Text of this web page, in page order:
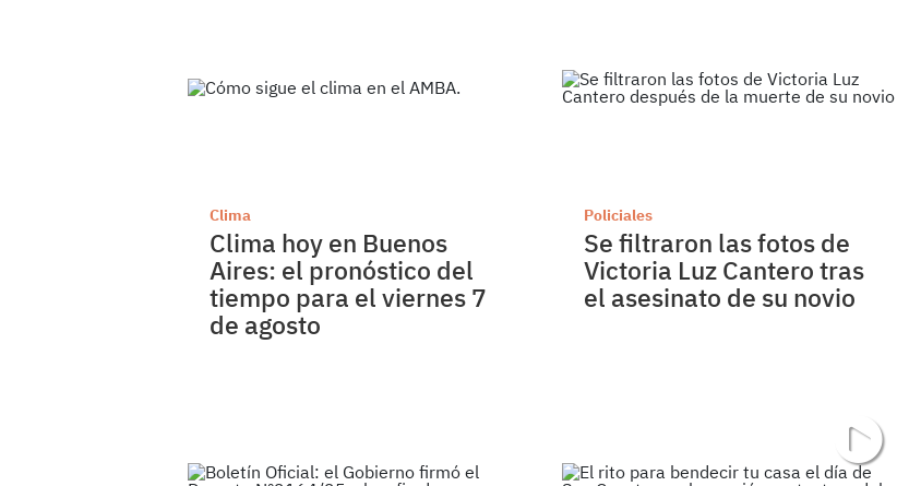
Clima
Clima hoy en Buenos
Aires: el pronóstico del
tiempo para el viernes 7
de agosto
Policiales
Se filtraron las fotos de
Victoria Luz Cantero tras
el asesinato de su novio